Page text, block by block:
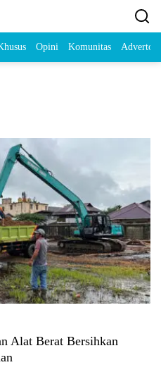
Opini Komunitas
Alat Berat Bersihkan